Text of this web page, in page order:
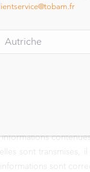
ne pas être
Etats-Unis.
TOBAM
message est
Most Diversified
une garantie des
Tous les
l’adéquation.
peut
sont
sont